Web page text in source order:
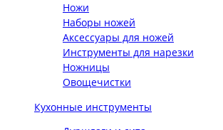
Ножи
Наборы ножей
Аксессуары для ножей
Инструменты для нарезки
Ножницы
Овощечистки
Кухонные инструменты